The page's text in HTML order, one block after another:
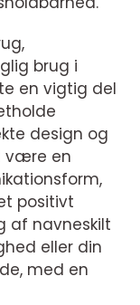
brug i
en vigtig del
design og
være en
positivt
af navneskilt
eller din
med en